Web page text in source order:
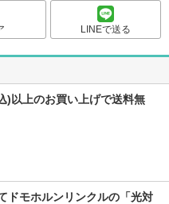
LINEで送る
)以上のお買い上げで送料無
ドモホルンリンクルの「光対